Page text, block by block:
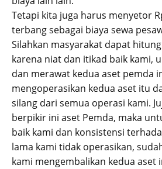
Tetapi kita juga harus menyetor
terbang sebagai biaya sewa
Silahkan masyarakat dapat
karena niat dan itikad baik kami,
dan merawat kedua aset pemda
mengoperasikan kedua aset itu
silang dari semua operasi kami.
berpikir ini aset Pemda, maka
baik kami dan konsistensi
lama kami tidak operasikan,
kami mengembalikan kedua aset